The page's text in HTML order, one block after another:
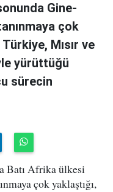
Gine-
çok
Mısır ve
yürüttüğü
sürecin
Batı Afrika ülkesi
çok yaklaştığı,